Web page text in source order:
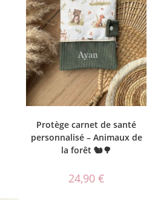
Protège carnet de santé
personnalisé – Animaux de
la forêt 🐿️🌳
24,90 €